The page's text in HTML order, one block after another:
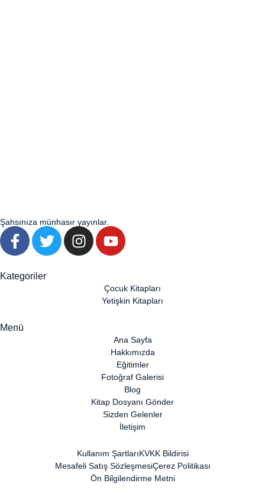
Şahsınıza münhasır yayınlar.
Kategoriler
Çocuk Kitapları
Yetişkin Kitapları
Menü
Ana Sayfa
Hakkımızda
Eğitimler
Fotoğraf Galerisi
Blog
Kitap Dosyanı Gönder
Sizden Gelenler
İletişim
Kullanım ŞartlarıKVKK Bildirisi
Mesafeli Satış SözleşmesiÇerez Politikası
Ön Bilgilendirme Metni